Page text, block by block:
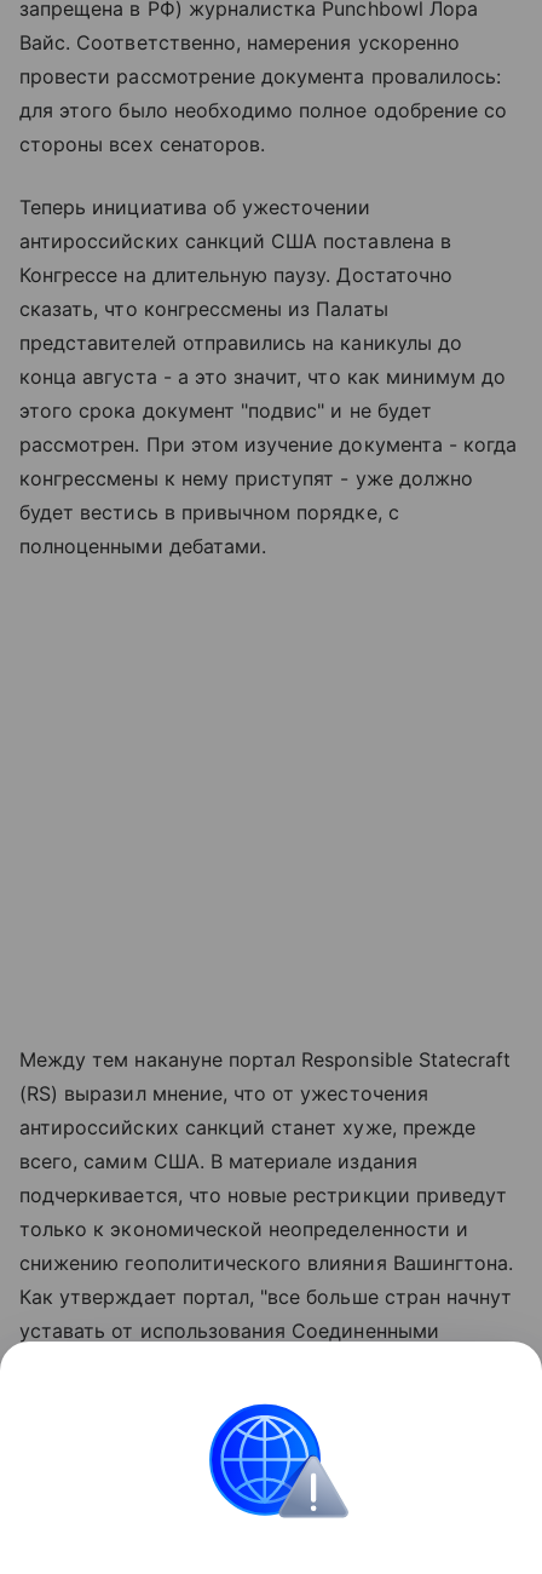
запрещена в РФ) журналистка Punchbowl Лора
Вайс. Соответственно, намерения ускоренно
провести рассмотрение документа провалилось:
для этого было необходимо полное одобрение со
стороны всех сенаторов.
Теперь инициатива об ужесточении
антироссийских санкций США поставлена в
Конгрессе на длительную паузу. Достаточно
сказать, что конгрессмены из Палаты
представителей отправились на каникулы до
конца августа - а это значит, что как минимум до
этого срока документ "подвис" и не будет
рассмотрен. При этом изучение документа - когда
конгрессмены к нему приступят - уже должно
будет вестись в привычном порядке, с
полноценными дебатами.
Между тем накануне портал Responsible Statecraft
(RS) выразил мнение, что от ужесточения
антироссийских санкций станет хуже, прежде
всего, самим США. В материале издания
подчеркивается, что новые рестрикции приведут
только к экономической неопределенности и
снижению геополитического влияния Вашингтона.
Как утверждает портал, "все больше стран начнут
уставать от использования Соединенными
стремиться к альтернативам". Издание также
указало на то, что новые американские санкции
лишь наглядно покажут неготовность США к
достижению мира на Украине.